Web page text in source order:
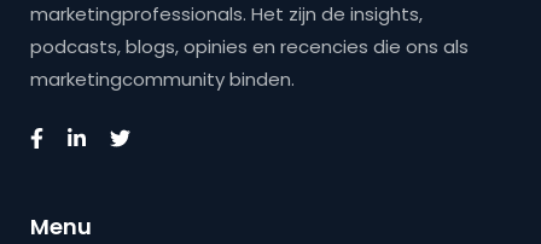
marketingprofessionals. Het zijn de insights,
podcasts, blogs, opinies en recencies die ons als
marketingcommunity binden.
Menu